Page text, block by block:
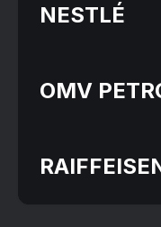
NESTLÉ
OMV